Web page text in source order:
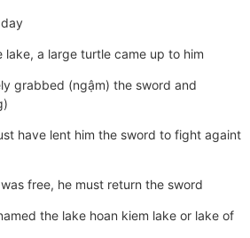
lake, a large turtle came up to him
grabbed (ngậm) the sword and
have lent him the sword to fight againt
free, he must return the sword
the lake hoan kiem lake or lake of